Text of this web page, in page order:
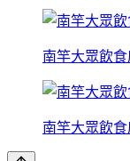
南竿大眾飲食
南竿大眾飲食